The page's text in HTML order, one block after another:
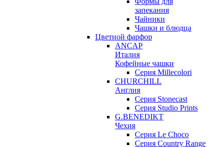
запекания
Чайники
Чашки и блюдца
Цветной фарфор
ANCAP
Италия
Кофейные чашки
Серия Millecolori
CHURCHILL
Англия
Серия Stonecast
Серия Studio Prints
G.BENEDIKT
Чехия
Cерия Le Choco
Серия Country Range